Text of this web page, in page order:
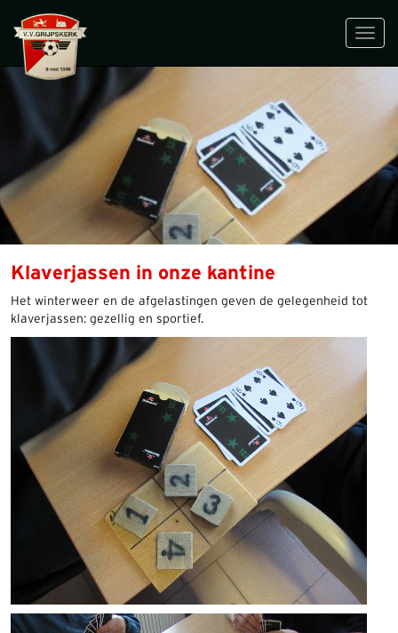
Klaverjassen in onze kantine
Het winterweer en de afgelastingen geven de gelegenheid tot
klaverjassen: gezellig en sportief.